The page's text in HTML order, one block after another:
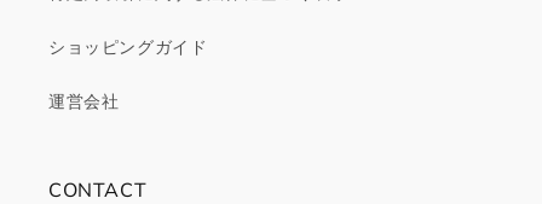
ショッピングガイド
運営会社
CONTACT